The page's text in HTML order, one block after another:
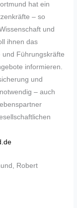
hat ein
– so
und
ihnen das
und Führungskräfte
informieren.
und
– auch
Robert